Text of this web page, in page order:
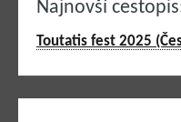
Najnovší
Toutatis fest 2025